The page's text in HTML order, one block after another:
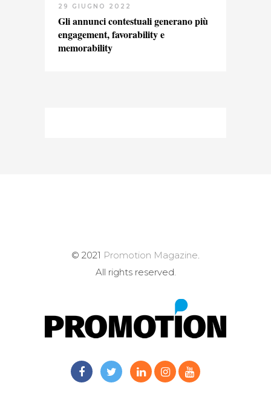
29 GIUGNO 2022
Gli annunci contestuali generano più
engagement, favorability e
memorability
© 2021 Promotion Magazine
All rights reserved.